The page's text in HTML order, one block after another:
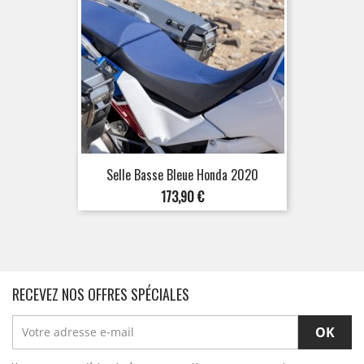
Selle Basse Bleue Honda 2020
Prix
173,90 €
RECEVEZ NOS OFFRES SPÉCIALES